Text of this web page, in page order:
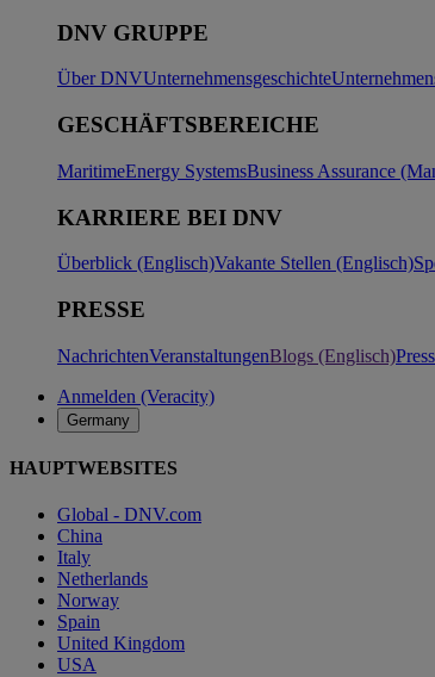
DNV GRUPPE
Über DNVUnternehmensgeschichte
GESCHÄFTSBEREICHE
MaritimeEnergy SystemsBusiness Assurance
KARRIERE BEI DNV
Überblick (Englisch)Vakante Stellen (Englisch)
PRESSE
NachrichtenVeranstaltungenBlogs (Englisch)
Anmelden (Veracity)
Germany
HAUPTWEBSITES
Global - DNV.com
China
Italy
Netherlands
Norway
Spain
United Kingdom
USA